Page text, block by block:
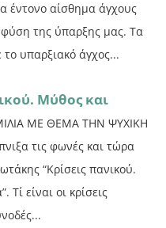
έντονο αίσθημα άγχους
της ύπαρξης μας. Τα
υπαρξιακό άγχος...
Μύθος και
ΜΕ ΘΕΜΑ ΤΗΝ ΨΥΧΙΚΗ
τις φωνές και τώρα
“Κρίσεις πανικού.
είναι οι κρίσεις